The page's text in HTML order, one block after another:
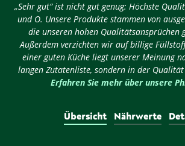
„Sehr gut“ ist nicht gut genug: Höchste
und O. Unsere Produkte stammen von
die unseren hohen Qualitätsansprüchen
Außerdem verzichten wir auf billige
einer guten Küche liegt unserer Meinung
langen Zutatenliste, sondern in der
Erfahren Sie mehr über unsere
Übersicht Nährwerte